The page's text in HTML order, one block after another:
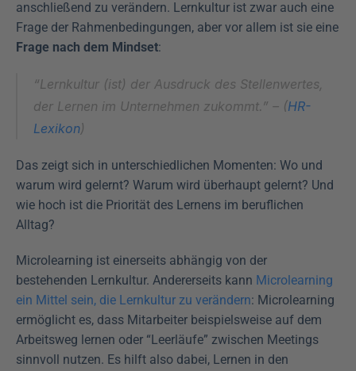
anschließend zu verändern. Lernkultur ist zwar auch eine
Frage nach dem Mindset:
“Lernkultur (ist) der Ausdruck des Stellenwertes,
der Lernen im Unternehmen zukommt.” – (HR-
Lexikon)
Das zeigt sich in unterschiedlichen Momenten: Wo und
warum wird gelernt? Warum wird überhaupt gelernt? Und
wie hoch ist die Priorität des Lernens im beruflichen
Alltag?
Microlearning ist einerseits abhängig von der
bestehenden Lernkultur. Andererseits kann Microlearning
ein Mittel sein, die Lernkultur zu verändern: Microlearning
ermöglicht es, dass Mitarbeiter beispielsweise auf dem
Arbeitsweg lernen oder “Leerläufe” zwischen Meetings
sinnvoll nutzen. Es hilft also dabei, Lernen in den